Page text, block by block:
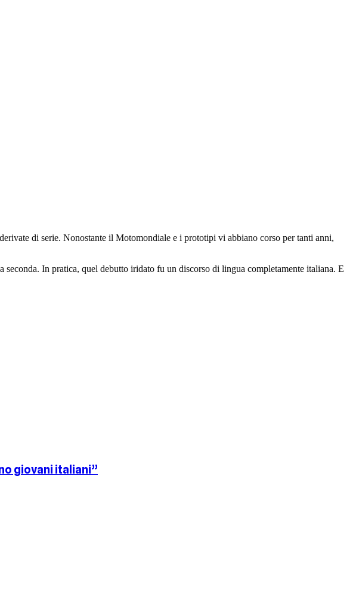
di serie. Nonostante il Motomondiale e i prototipi vi abbiano corso per tanti anni,
seconda. In pratica, quel debutto iridato fu un discorso di lingua completamente italiana. E
giovani italiani”